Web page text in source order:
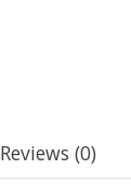
Reviews (0)